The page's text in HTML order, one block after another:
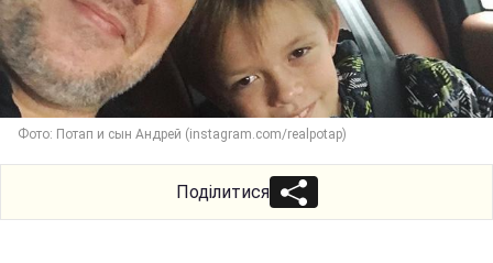
Фото: Потап и сын Андрей (instagram.com/realpotap)
Поділитися